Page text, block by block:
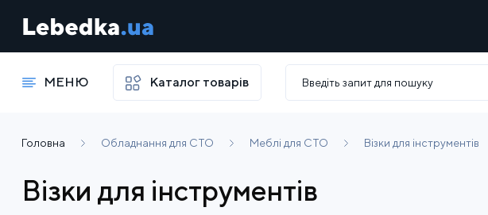
МЕНЮ Каталог товарів
Головна Обладнання для СТО Меблі для СТО Візки для інструментів
Візки для інструментів